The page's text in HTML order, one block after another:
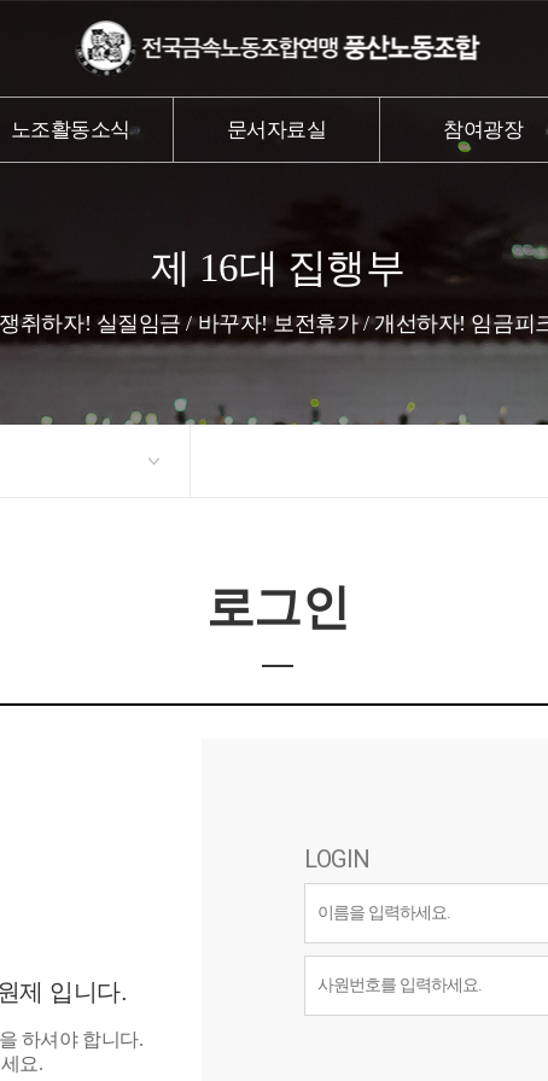
노조활동소식 문서자료실 참여광장
제 16대 집행부
쟁취하자! 실질임금 / 바꾸자! 보전휴가 / 개선하자! 임금피
로그인
제 입니다.
하셔야 합니다.
요.
LOGIN